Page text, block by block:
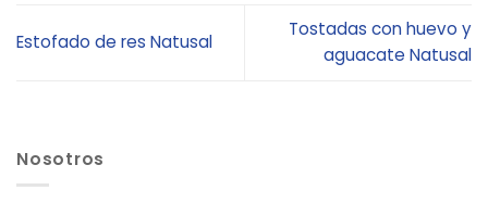
Estofado de res Natusal
Tostadas con huevo y
aguacate Natusal
Nosotros